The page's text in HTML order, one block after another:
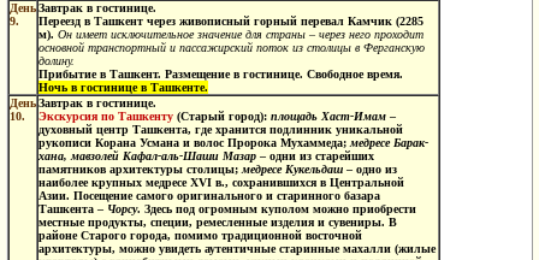
День
9.
Завтрак в гостинице.
Переезд в Ташкент через живописный горный перевал Камчик (2285
м). Он имеет исключительное значение для страны – через него проходит
основной транспортный и пассажирский поток из столицы в Ферганскую
долину.
Прибытие в Ташкент. Размещение в гостинице. Свободное время.
Ночь в гостинице в Ташкенте.
День
10.
Завтрак в гостинице.
Экскурсия по Ташкенту (Старый город): площадь Хаст-Имам –
духовный центр Ташкента, где хранится подлинник уникальной
рукописи Корана Усмана и волос Пророка Мухаммеда; медресе Барак-
хана, мавзолей Кафал-аль-Шаши Мазар – одни из старейших
памятников архитектуры столицы; медресе Кукельдаш – одно из
наиболее крупных медресе XVI в., сохранившихся в Центральной
Азии. Посещение самого оригинального и старинного базара
Ташкента – Чорсу. Здесь под огромным куполом можно приобрести
местные продукты, специи, ремесленные изделия и сувениры. В
районе Старого города, помимо традиционной восточной
архитектуры, можно увидеть аутентичные старинные махалли (жилые